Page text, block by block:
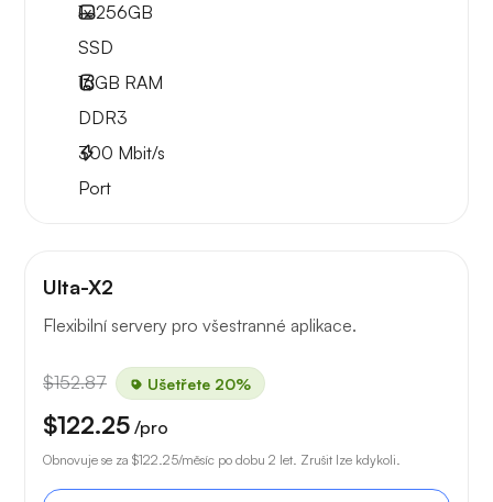
1x256GB
SSD
16GB RAM
DDR3
300 Mbit/s
Port
Ulta-X2
Flexibilní servery pro všestranné aplikace.
$152.87 Ušetřete 20%
$122.25 /pro
Obnovuje se za $122.25/měsíc po dobu 2 let. Zrušit lze kdykoli.